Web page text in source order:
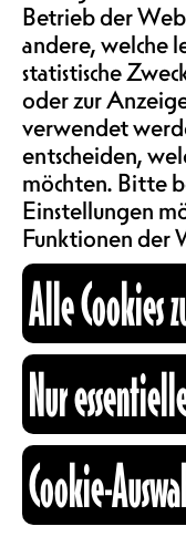
LES
FAMILIE |
Schlechte
die Chocolat
Juni leider
Tickets
um
Nachrichten:
werden
auftreten.
Laufenden
das
Betrieb der
andere, welche
statistische
oder zur
verwendet
entscheiden,
möchten. Bitte
Einstellungen
Funktionen der
Alle Cookies
Nur
Cookie-